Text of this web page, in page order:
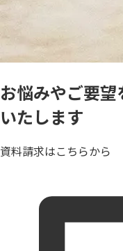
お悩みやご要
いたします
資料請求はこちらから